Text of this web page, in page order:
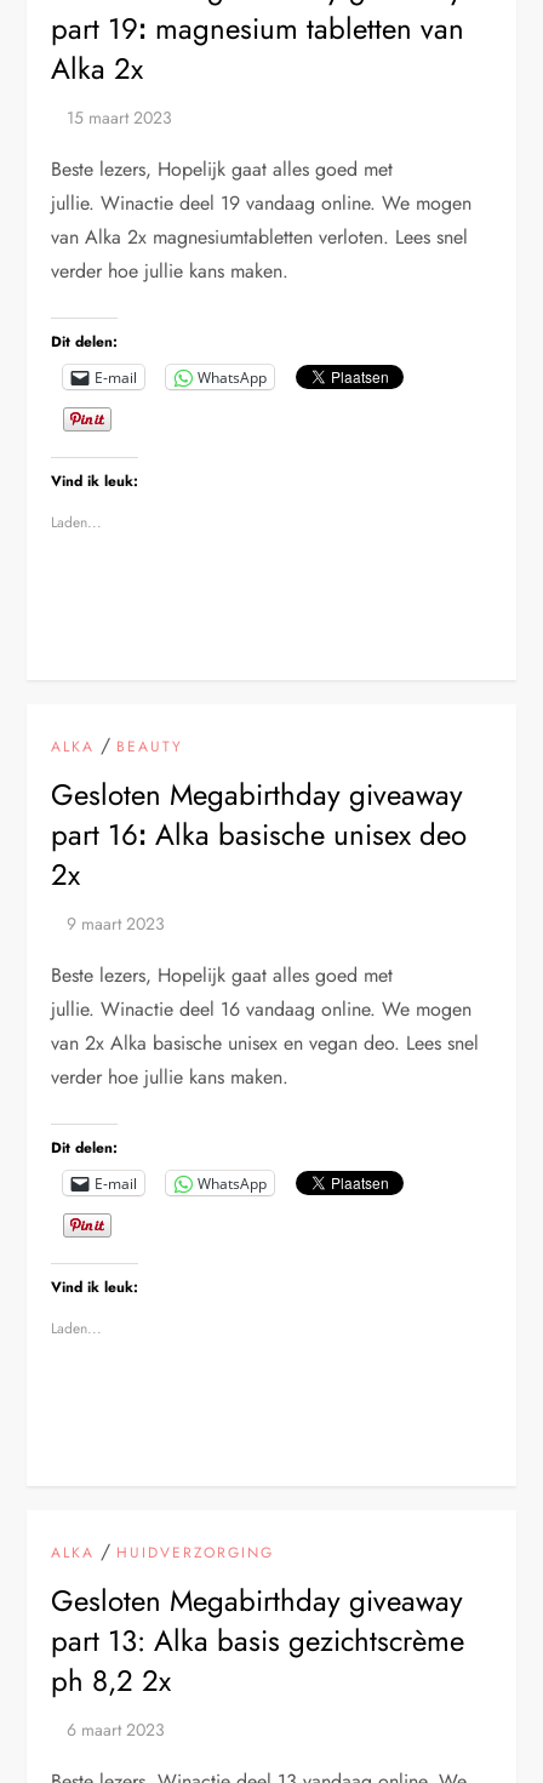
part 19ꓽ magnesium tabletten van
Alka 2x
Beste lezers, Hopelijk gaat alles goed met
jullie. Winactie deel 19 vandaag online. We mogen
van Alka 2x magnesiumtabletten verloten. Lees snel
verder hoe jullie kans maken.
Dit delen:
E-mail WhatsApp
Vind ik leuk:
Laden...
ALKA / BEAUTY
Gesloten Megabirthday giveaway
part 16ꓽ Alka basische unisex deo
2x
Beste lezers, Hopelijk gaat alles goed met
jullie. Winactie deel 16 vandaag online. We mogen
van 2x Alka basische unisex en vegan deo. Lees snel
verder hoe jullie kans maken.
Dit delen:
E-mail WhatsApp
Vind ik leuk:
Laden...
ALKA / HUIDVERZORGING
Gesloten Megabirthday giveaway
part 13: Alka basis gezichtscrème
ph 8,2 2x